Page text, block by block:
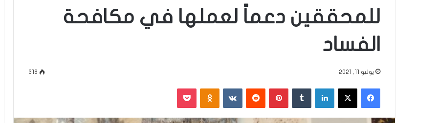
للمحققين دعماً لعملها في مكافحة
الفساد
يوليو 11, 2021 318
فيسبوك ‫X لينكدإن بينتيريست ‏VKontakte